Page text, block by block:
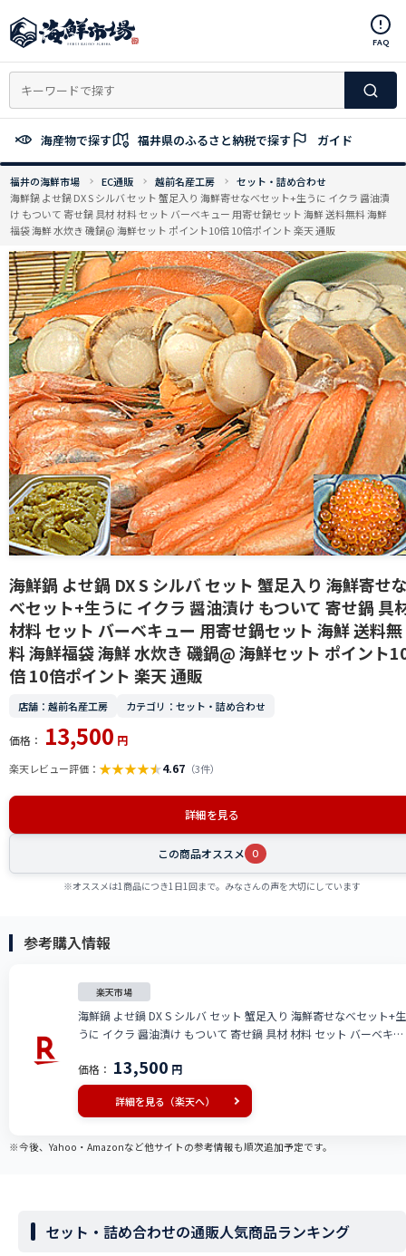
ン
ン
へ
ッ
プ
FAQ
海産物で探す 福井県のふるさと納税で探す ガイド
福井の海鮮市場 EC通販 越前名産工房
セット・詰め合わせ
海鮮鍋 よせ鍋 DX S シルバ セット 蟹足入り 海鮮寄せなべセット+生うに イクラ 醤油漬
け もついて 寄せ鍋 具材 材料 セット バーベキュー 用寄せ鍋セット 海鮮 送料無料 海鮮
福袋 海鮮 水炊き 磯鍋@ 海鮮セット ポイント10倍 10倍ポイント 楽天 通販
海鮮鍋 よせ鍋 DX S シルバ セット 蟹足入り 海鮮寄せ
べセット+生うに イクラ 醤油漬け もついて 寄せ鍋 具
材料 セット バーベキュー 用寄せ鍋セット 海鮮 送料無
料 海鮮福袋 海鮮 水炊き 磯鍋@ 海鮮セット ポイント
倍 10倍ポイント 楽天 通販
店舗：越前名産工房 カテゴリ：セット・詰め合わせ
価格： 13,500 円
楽天レビュー評価： ★★★★★4.67 （3件）
詳細を見る
この商品オススメ 0
※オススメは1商品につき1日1回まで。みなさんの声を大切にしています
参考購入情報
楽天市場
海鮮鍋 よせ鍋 DX S シルバ セット 蟹足入り 海鮮寄せなべセット+生
うに イクラ 醤油漬け もついて 寄せ鍋 具材 材料 セット バーベキュ
セット ポイント10倍 10倍ポイント 楽天 通販
価格： 13,500 円
詳細を見る（楽天へ）
※今後、Yahoo・Amazonなど他サイトの参考情報も順次追加予定です。
セット・詰め合わせの通販人気商品ランキング